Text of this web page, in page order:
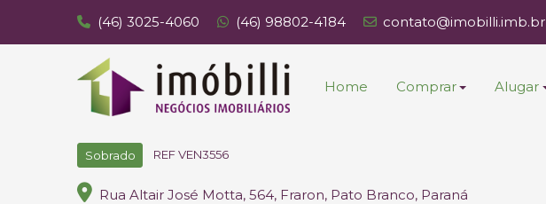
(46) 3025-4060 (46) 98802-4184 contato@imobilli.imb.br
Home Comprar Alugar
Sobrado REF VEN3556
Rua Altair José Motta, 564, Fraron, Pato Branco, Paraná